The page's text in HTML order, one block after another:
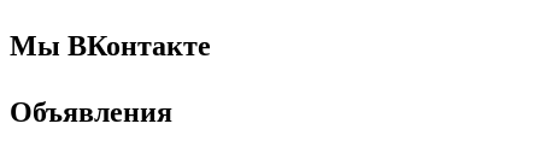
Мы ВКонтакте
Объявления